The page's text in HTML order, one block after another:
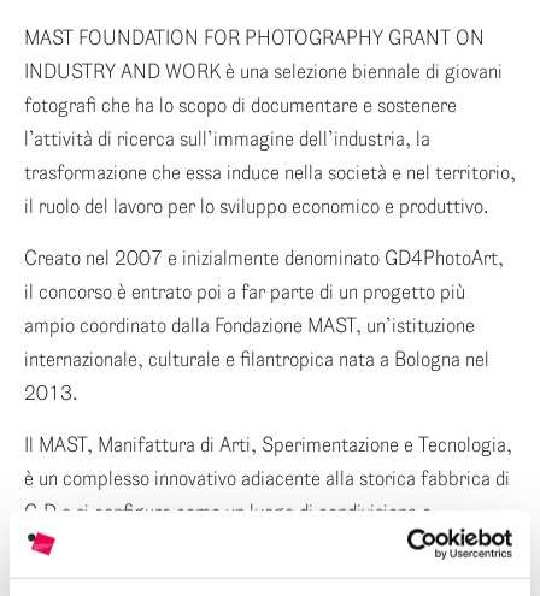
ENG
ITA
MAST FOUNDATION FOR PHOTOGRAPHY GRANT ON
INDUSTRY AND WORK è una selezione biennale di giovani
fotografi che ha lo scopo di documentare e sostenere
l’attività di ricerca sull’immagine dell’industria, la
trasformazione che essa induce nella società e nel territorio,
il ruolo del lavoro per lo sviluppo economico e produttivo.
Creato nel 2007 e inizialmente denominato GD4PhotoArt,
il concorso è entrato poi a far parte di un progetto più
ampio coordinato dalla Fondazione MAST, un’istituzione
internazionale, culturale e filantropica nata a Bologna nel
2013.
Il MAST, Manifattura di Arti, Sperimentazione e Tecnologia,
è un complesso innovativo adiacente alla storica fabbrica di
G.D e si configura come un luogo di condivisione e
collaborazione che ospita diverse funzioni. La Gallery ne è
uno dei pilastri con due anime che la rappresentano: quella